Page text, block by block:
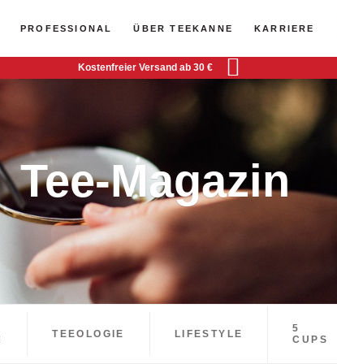
PROFESSIONAL ÜBER TEEKANNE KARRIERE
Kostenfreier Versand ab 30 €
Tee-Magazin
TEEOLOGIE LIFESTYLE
5
CUPS